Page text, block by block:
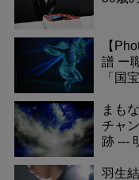
【
譜 ー
「国
の真
まも
チャ
跡 ---
すべ
羽生